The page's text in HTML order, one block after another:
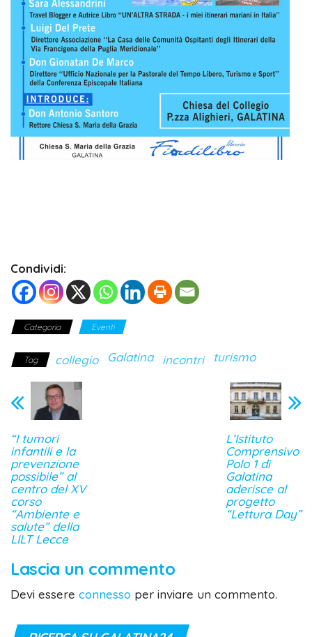
Condividi:
Categoria Eventi
Tag collegio Galatina incontri turismo
“I tumori
infantili e la
prevenzione
possibile” al
centro del XV
corso
“Ambiente e
salute” della
LILT Lecce
L’Istituto
Comprensivo
Polo 1 di
Galatina
aderisce al
progetto
“Lettura Day”
Lascia un commento
Devi essere connesso per inviare un commento.